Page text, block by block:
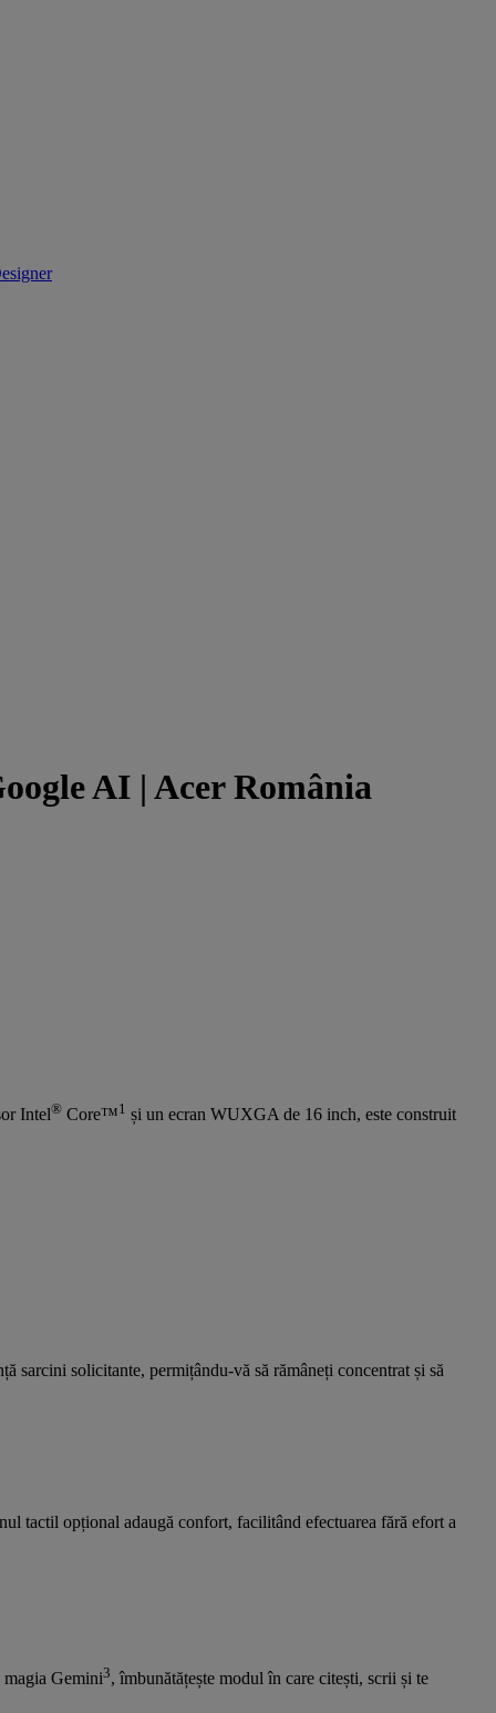
AI | Acer România
Intel® Core™1 și un ecran WUXGA de 16 inch, este construit
sarcini solicitante, permițându-vă să rămâneți concentrat și să
tactil opțional adaugă confort, facilitând efectuarea fără efort a
Gemini3, îmbunătățește modul în care citești, scrii și te